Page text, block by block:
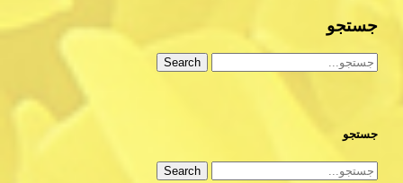
جستجو
Search
جستجو
Search